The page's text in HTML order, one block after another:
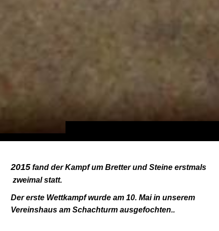
2015fand der Kampf um Bretter und Steine erstmals
zweimalstatt.
Der erste Wettkampf wurdeam10. Mai in unserem
Vereinshaus am Schachturm ausgefochten..